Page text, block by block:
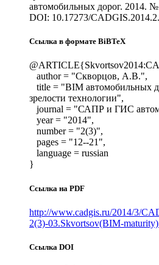
автомобильных дорог. 2014.
DOI: 10.17273/
Ссылка в формате BiBTeX
author = "Скворцов, А.В.",
title = "BIM автомобильных
зрелости технологии",
journal = "САПР и ГИС
year = "2014",
number = "2(3)",
pages = "12--21",
language = russian
}
Ссылка на PDF
http://www.cadgis.ru/2014/3/
2(3)-03.Skvortsov(BIM-
Ссылка DOI